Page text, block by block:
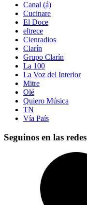
Canal (á)
Cucinare
El Doce
eltrece
Cienradios
Clarín
Grupo Clarín
La 100
La Voz del Interior
Mitre
Olé
Quiero Música
TN
Vía País
Seguinos en las redes